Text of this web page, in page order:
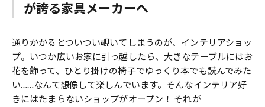
が誇る家具メーカーへ
通りかかるとついつい覗いてしまうのが、インテリアショッ
プ。いつか広いお家に引っ越したら、大きなテーブルにはお
花を飾って、ひとり掛けの椅子でゆっくり本でも読んでみた
い……なんて想像して楽しんでいます。そんなインテリア好
きにはたまらないショップがオープン！ それが